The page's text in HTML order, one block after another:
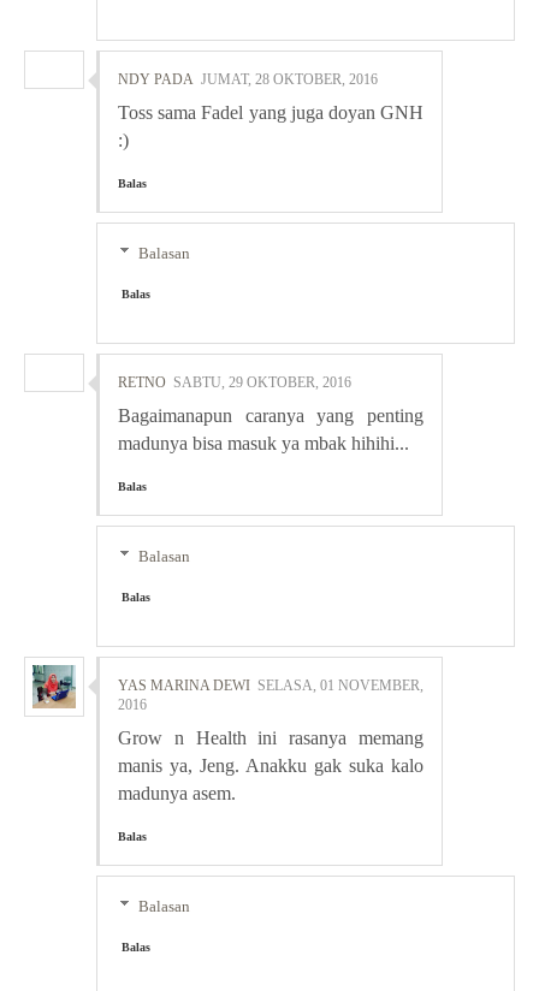
NDY PADA JUMAT, 28 OKTOBER, 2016
Toss sama Fadel yang juga doyan GNH
:)
Balas
Balasan
Balas
RETNO SABTU, 29 OKTOBER, 2016
Bagaimanapun caranya yang penting
madunya bisa masuk ya mbak hihihi...
Balas
Balasan
Balas
YAS MARINA DEWI SELASA, 01 NOVEMBER,
2016
Grow n Health ini rasanya memang
manis ya, Jeng. Anakku gak suka kalo
madunya asem.
Balas
Balasan
Balas